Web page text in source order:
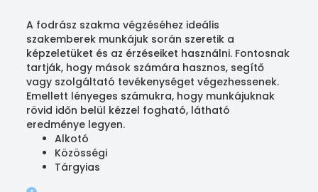
A fodrász szakma végzéséhez ideális
szakemberek munkájuk során szeretik a
képzeletüket és az érzéseiket használni. Fontosnak
tartják, hogy mások számára hasznos, segítő
vagy szolgáltató tevékenységet végezhessenek.
Emellett lényeges számukra, hogy munkájuknak
rövid időn belül kézzel fogható, látható
eredménye legyen.
Alkotó
Közösségi
Tárgyias